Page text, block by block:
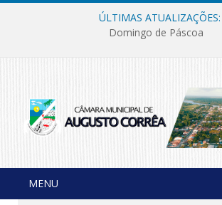
ÚLTIMAS ATUALIZAÇÕES:
Domingo de Páscoa
MENU